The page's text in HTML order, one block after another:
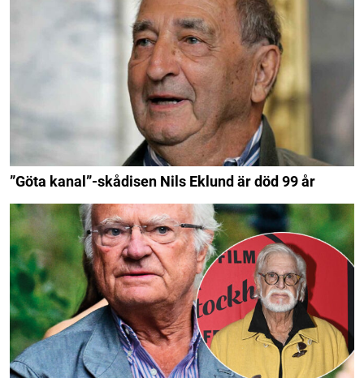
”Göta kanal”-skådisen Nils Eklund är död 99 år